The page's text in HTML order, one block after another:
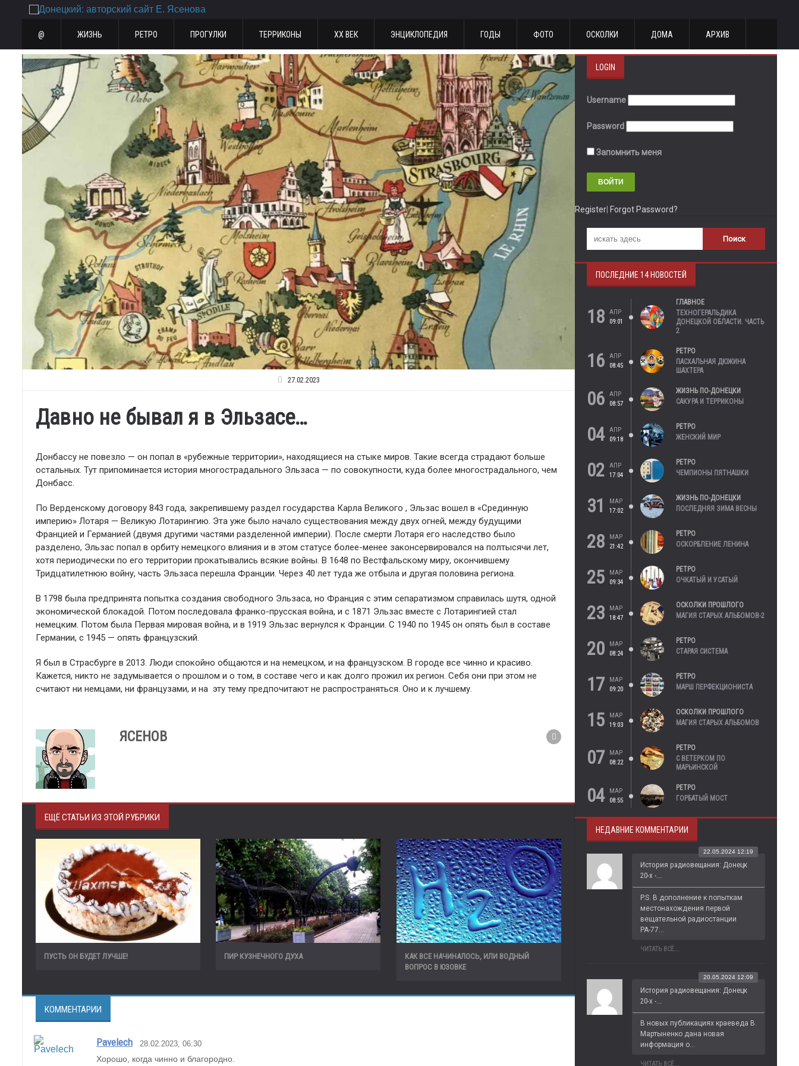
@ ЖИЗНЬ РЕТРО ПРОГУЛКИ ТЕРРИКОНЫ ХХ ВЕК ЭНЦИКЛОПЕДИЯ ГОДЫ ФОТО ОСКОЛКИ ДОМА АРХИВ
27.02.2023
Давно не бывал я в Эльзасе…
Донбассу не повезло — он попал в «рубежные территории», находящиеся на стыке миров. Такие всегда страдают больше
остальных. Тут припоминается история многострадального Эльзаса — по совокупности, куда более многострадального, чем
Донбасс.
По Верденскому договору 843 года, закрепившему раздел государства Карла Великого , Эльзас вошел в «Срединную
империю» Лотаря — Великую Лотарингию. Эта уже было начало существования между двух огней, между будущими
Францией и Германией (двумя другими частями разделенной империи). После смерти Лотаря его наследство было
разделено, Эльзас попал в орбиту немецкого влияния и в этом статусе более-менее законсервировался на полтысячи лет,
хотя периодически по его территории прокатывались всякие войны. В 1648 по Вестфальскому миру, окончившему
Тридцатилетнюю войну, часть Эльзаса перешла Франции. Через 40 лет туда же отбыла и другая половина региона.
В 1798 была предпринята попытка создания свободного Эльзаса, но Франция с этим сепаратизмом справилась шутя, одной
экономической блокадой. Потом последовала франко-прусская война, и с 1871 Эльзас вместе с Лотарингией стал
немецким. Потом была Первая мировая война, и в 1919 Эльзас вернулся к Франции. С 1940 по 1945 он опять был в составе
Германии, с 1945 — опять французский.
Я был в Страсбурге в 2013. Люди спокойно общаются и на немецком, и на французском. В городе все чинно и красиво.
Кажется, никто не задумывается о прошлом и о том, в составе чего и как долго прожил их регион. Себя они при этом не
считают ни немцами, ни французами, и на эту тему предпочитают не распространяться. Оно и к лучшему.
ЯСЕНОВ
ЕЩЁ СТАТЬИ ИЗ ЭТОЙ РУБРИКИ
ПУСТЬ ОН БУДЕТ ЛУЧШЕ! ПИР КУЗНЕЧНОГО ДУХА
КАК ВСЕ НАЧИНАЛОСЬ, ИЛИ ВОДНЫЙ
ВОПРОС В ЮЗОВКЕ
КОММЕНТАРИИ
Pavelech 28.02.2023, 06:30
LOGIN
Username
Password
Запомнить меня
Register Forgot Password?
ПОСЛЕДНИЕ 14 НОВОСТЕЙ
18
АПР
09:01
ГЛАВНОЕ
ТЕХНОГЕРАЛЬДИКА
ДОНЕЦКОЙ ОБЛАСТИ. ЧАСТЬ
2
16
АПР
08:45
РЕТРО
ПАСХАЛЬНАЯ ДЮЖИНА
ШАХТЕРА
06
АПР
08:57
ЖИЗНЬ ПО-ДОНЕЦКИ
САКУРА И ТЕРРИКОНЫ
04
АПР
09:18
РЕТРО
ЖЕНСКИЙ МИР
02
АПР
17:04
РЕТРО
ЧЕМПИОНЫ ПЯТНАШКИ
31
МАР
17:02
ЖИЗНЬ ПО-ДОНЕЦКИ
ПОСЛЕДНЯЯ ЗИМА ВЕСНЫ
28
МАР
21:42
РЕТРО
ОСКОРБЛЕНИЕ ЛЕНИНА
25
МАР
09:34
РЕТРО
ОЧКАТЫЙ И УСАТЫЙ
23
МАР
18:47
ОСКОЛКИ ПРОШЛОГО
МАГИЯ СТАРЫХ АЛЬБОМОВ-2
20
МАР
08:24
РЕТРО
СТАРАЯ СИСТЕМА
17
МАР
09:20
РЕТРО
МАРШ ПЕРФЕКЦИОНИСТА
15
МАР
19:03
ОСКОЛКИ ПРОШЛОГО
МАГИЯ СТАРЫХ АЛЬБОМОВ
07
МАР
08:22
РЕТРО
С ВЕТЕРКОМ ПО
МАРЬИНСКОЙ
04
МАР
08:55
РЕТРО
ГОРБАТЫЙ МОСТ
НЕДАВНИЕ КОММЕНТАРИИ
История радиовещания: Донецк
20-х -...
22.05.2024 12:19
P.S. В дополнение к попыткам
местонахождения первой
вещательной радиостанции
РА-77...
ЧИТАТЬ ВСЁ...
История радиовещания: Донецк
20-х -...
20.05.2024 12:09
В новых публикациях краеведа В.
Мартыненко дана новая
информация о...
ЧИТАТЬ ВСЁ...